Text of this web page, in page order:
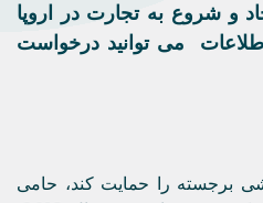
و شروع به تجارت در اروپا
می توانید درخواست
برجسته را حمایت کند، حامی